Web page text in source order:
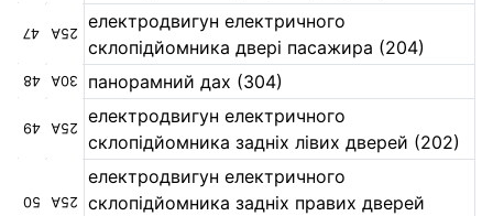
47 25А
електродвигун електричного
склопідйомника двері пасажира (204)
48 30А панорамний дах (304)
49 25А
електродвигун електричного
склопідйомника задніх лівих дверей (202)
50 25А
електродвигун електричного
склопідйомника задніх правих дверей